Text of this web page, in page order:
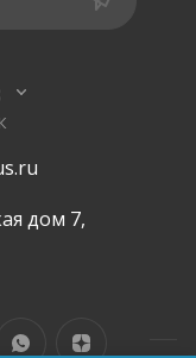
дом 7,